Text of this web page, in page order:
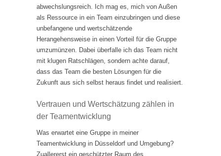
abwechslungsreich. Ich mag es, mich von Außen
als Ressource in ein Team einzubringen und diese
unbefangene und wertschätzende
Herangehensweise in einen Vorteil für die Gruppe
umzumünzen. Dabei überfalle ich das Team nicht
mit klugen Ratschlägen, sondern achte darauf,
dass das Team die besten Lösungen für die
Zukunft aus sich selbst heraus findet und realisiert.
Vertrauen und Wertschätzung zählen in
der Teamentwicklung
Was erwartet eine Gruppe in meiner
Teamentwicklung in Düsseldorf und Umgebung?
Zuallererst ein geschützter Raum des